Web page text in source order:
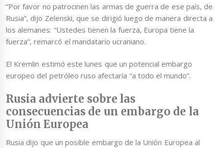
“Por favor no patrocinen las armas de guerra de ese país, de
Rusia”, dijo Zelenski, que se dirigió luego de manera directa a
los alemanes: “Ustedes tienen la fuerza, Europa tiene la
fuerza”, remarcó el mandatario ucraniano.
El Kremlin estimó este lunes que un potencial embargo
europeo del petróleo ruso afectaría “a todo el mundo”.
Rusia advierte sobre las
consecuencias de un embargo de la
Unión Europea
Rusia dijo que un posible embargo de la Unión Europea al